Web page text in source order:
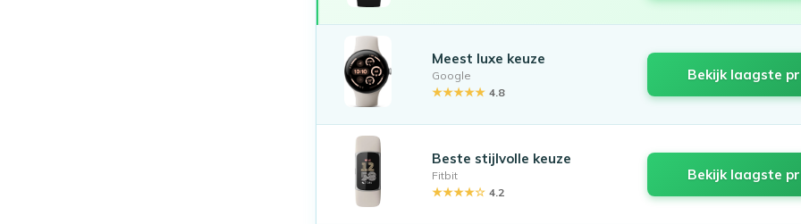
Meest luxe keuze
Google
★★★★★ 4.8
Bekijk laagste
Beste stijlvolle keuze
Fitbit
★★★★☆ 4.2
Bekijk laagste